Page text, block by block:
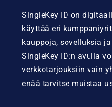
SingleKey ID on
käyttää eri
kauppoja, sovelluksia
SingleKey ID:n avulla
verkkotarjouksiin vain
enää tarvitse muistaa